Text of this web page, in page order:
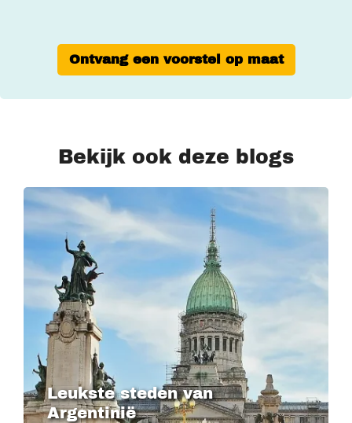
Ontvang een voorstel op maat
Bekijk ook deze blogs
Leukste steden van
Argentinië